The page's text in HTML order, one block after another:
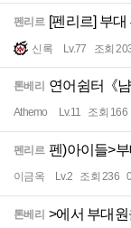
펜리르 [펜리르] 부
신록 Lv.77 조회
톤베리 연어쉼터《
Athemo Lv.11 조회 166
펜리르 펜)아이들>
이금옥 Lv.2 조회 236
톤베리 >에서 부대